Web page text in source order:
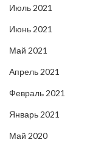
Июль 2021
Июнь 2021
Май 2021
Апрель 2021
Февраль 2021
Январь 2021
Май 2020